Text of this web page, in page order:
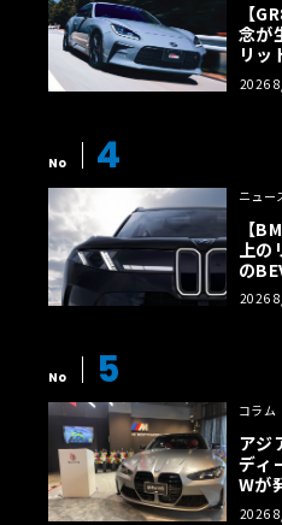
【
念が
リッ
イト
2026
No 4
ニュー
【
上
の
様の
2026
No 5
コラム
アジ
ディ
Wが
【木
2026